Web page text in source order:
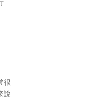
很
說